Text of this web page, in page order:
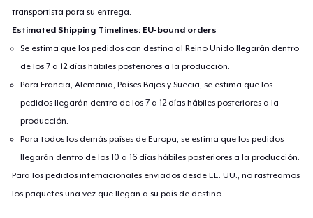
transportista para su entrega.
Estimated Shipping Timelines: EU-bound orders
Se estima que los pedidos con destino al Reino Unido llegarán dentro
de los 7 a 12 días hábiles posteriores a la producción.
Para Francia, Alemania, Países Bajos y Suecia, se estima que los
pedidos llegarán dentro de los 7 a 12 días hábiles posteriores a la
producción.
Para todos los demás países de Europa, se estima que los pedidos
llegarán dentro de los 10 a 16 días hábiles posteriores a la producción.
Para los pedidos internacionales enviados desde EE. UU., no rastreamos
los paquetes una vez que llegan a su país de destino.